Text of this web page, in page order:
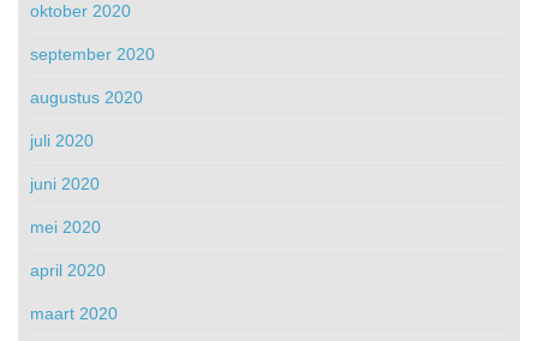
oktober 2020
september 2020
augustus 2020
juli 2020
juni 2020
mei 2020
april 2020
maart 2020